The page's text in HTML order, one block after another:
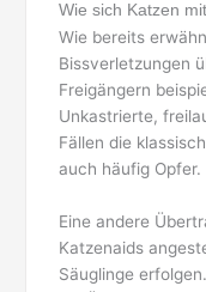
Wie sich Katzen
Wie bereits
Bissverletzungen
Freigängern
Unkastrierte,
Fällen die
auch häufig Opfer.
Eine andere
Katzenaids
Säuglinge